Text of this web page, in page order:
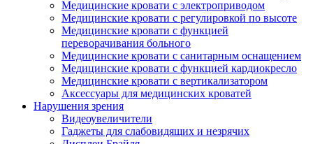
Медицинские кровати с электроприводом
Медицинские кровати с регулировкой по высоте
Медицинские кровати с функцией
переворачивания больного
Медицинские кровати с санитарным оснащением
Медицинские кровати с функцией кардиокресло
Медицинские кровати с вертикализатором
Аксессуары для медицинских кроватей
Нарушения зрения
Видеоувеличители
Гаджеты для слабовидящих и незрячих